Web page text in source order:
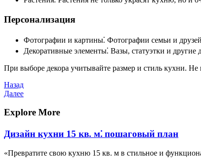
Персонализация
Фотографии и картины⁚ Фотографии семьи и
Декоративные элементы⁚ Вазы, статуэтки и
При выборе декора учитывайте размер и стиль кухни.
Навигация
по
записям
Предыдущая
запись
Назад
Следующая
Далее
Explore More
Дизайн кухни 15 кв. м⁚ пошаговый план
«Превратите свою кухню 15 кв. м в стильное и